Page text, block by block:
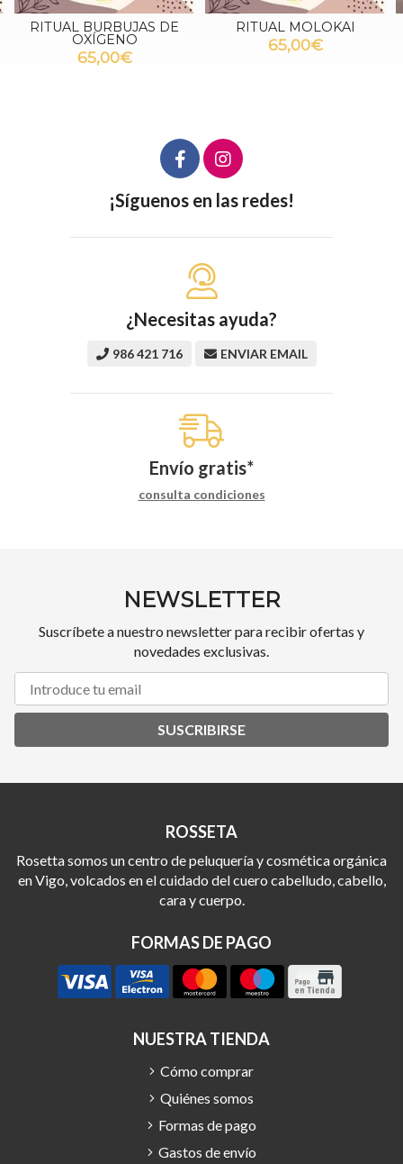
RITUAL MOLOKAI
65,00€
CRIOTERAPIA FACIAL
70,00€
más variaciones
¡Síguenos en las redes!
¿Necesitas ayuda?
986 421 716 ENVIAR EMAIL
Envío gratis*
consulta condiciones
NEWSLETTER
Suscríbete a nuestro newsletter para recibir ofertas y
novedades exclusivas.
SUSCRIBIRSE
ROSSETA
Rosetta somos un centro de peluquería y cosmética orgánica
en Vigo, volcados en el cuidado del cuero cabelludo, cabello,
cara y cuerpo.
FORMAS DE PAGO
NUESTRA TIENDA
Cómo comprar
Quiénes somos
Formas de pago
Gastos de envío